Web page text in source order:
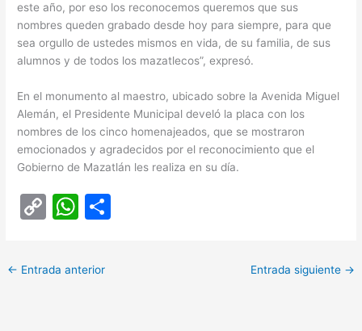
este año, por eso los reconocemos queremos que sus
nombres queden grabado desde hoy para siempre, para que
sea orgullo de ustedes mismos en vida, de su familia, de sus
alumnos y de todos los mazatlecos”, expresó.
En el monumento al maestro, ubicado sobre la Avenida Miguel
Alemán, el Presidente Municipal develó la placa con los
nombres de los cinco homenajeados, que se mostraron
emocionados y agradecidos por el reconocimiento que el
Gobierno de Mazatlán les realiza en su día.
C
p
y
W
at
s
← Entrada anterior Entrada siguiente →